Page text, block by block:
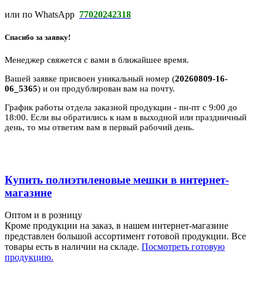
или по WhatsApp 77020242318
Спасибо за заявку!
Менеджер свяжется с вами в ближайшее время.
Вашей заявке присвоен уникальный номер (20260809-16-
06_5365) и он продублирован вам на почту.
График работы отдела заказной продукции - пн-пт с 9:00 до
18:00. Если вы обратились к нам в выходной или праздничный
день, то мы ответим вам в первый рабочий день.
Купить полиэтиленовые мешки в интернет-
магазине
Оптом и в розницу
Кроме продукции на заказ, в нашем интернет-магазине
представлен большой ассортимент готовой продукции. Все
товары есть в наличии на складе. Посмотреть готовую
продукцию.